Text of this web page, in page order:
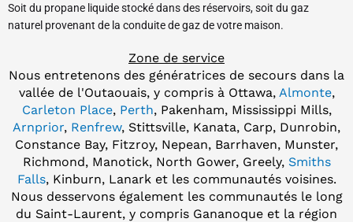
Soit du propane liquide stocké dans des réservoirs, soit du gaz
naturel provenant de la conduite de gaz de votre maison.
Zone de service
Nous entretenons des génératrices de secours dans la
vallée de l'Outaouais, y compris à Ottawa, Almonte,
Carleton Place, Perth, Pakenham, Mississippi Mills,
Arnprior, Renfrew, Stittsville, Kanata, Carp, Dunrobin,
Constance Bay, Fitzroy, Nepean, Barrhaven, Munster,
Richmond, Manotick, North Gower, Greely, Smiths
Falls, Kinburn, Lanark et les communautés voisines.
Nous desservons également les communautés le long
du Saint-Laurent, y compris Gananoque et la région